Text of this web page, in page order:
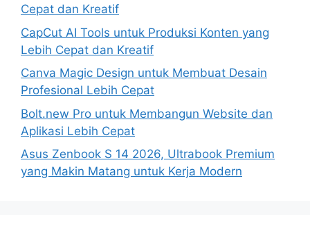
Cepat dan Kreatif
CapCut AI Tools untuk Produksi Konten yang
Lebih Cepat dan Kreatif
Canva Magic Design untuk Membuat Desain
Profesional Lebih Cepat
Bolt.new Pro untuk Membangun Website dan
Aplikasi Lebih Cepat
Asus Zenbook S 14 2026, Ultrabook Premium
yang Makin Matang untuk Kerja Modern